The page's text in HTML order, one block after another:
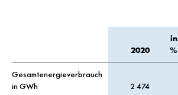
2020
in
%
Gesamtenergieverbrauch
in GWh
2 474